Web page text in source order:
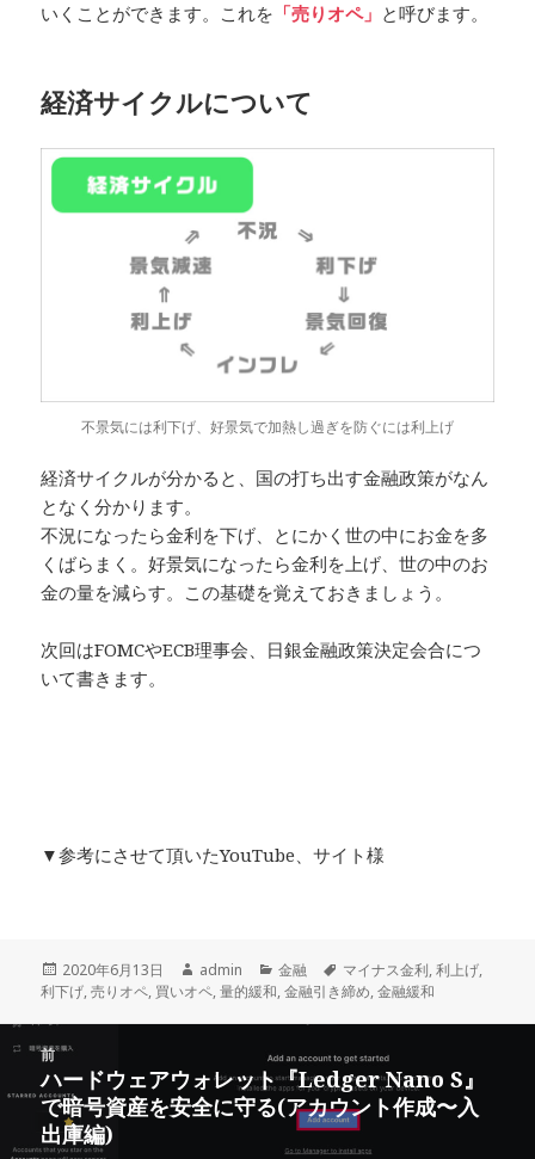
いくことができます。これを 「売りオペ」 と呼びます。
経済サイクルについて
不景気には利下げ、好景気で加熱し過ぎを防ぐには利上げ
経済サイクルが分かると、国の打ち出す金融政策がなん
となく分かります。
不況になったら金利を下げ、とにかく世の中にお金を多
くばらまく。好景気になったら金利を上げ、世の中のお
金の量を減らす。この基礎を覚えておきましょう。
次回はFOMCやECB理事会、日銀金融政策決定会合につ
いて書きます。
▼参考にさせて頂いたYouTube、サイト様
投
稿
2020年6月13日
作
成
admin
カ
テ
ー
金融
タ
グ
マイナス金利,利上げ,
利下げ,売りオペ, 買いオペ,量的緩和,金融引き締め,金融緩和
ナ
ゲ
前
前
の
投
ハードウェアウォレット『Ledger Nano S』
で暗号資産を安全に守る(アカウント作成〜入
出庫編)